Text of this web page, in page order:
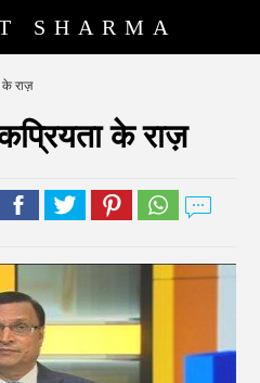
SHARMA
के राज़
के राज़